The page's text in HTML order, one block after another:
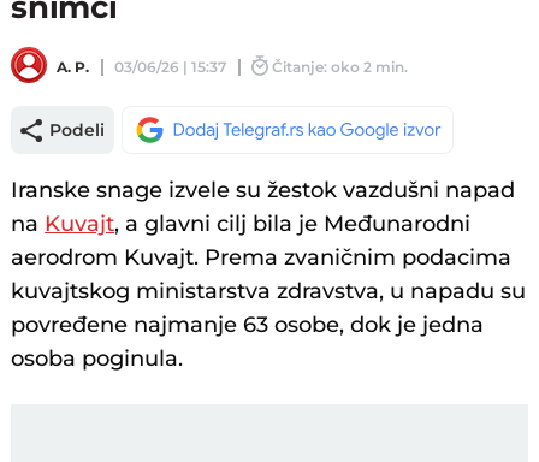
A. P. 03/06/26 | 15:37 Čitanje: oko 2 min.
Podeli
Iranske snage izvele su žestok vazdušni napad
na Kuvajt, a glavni cilj bila je Međunarodni
aerodrom Kuvajt. Prema zvaničnim podacima
kuvajtskog ministarstva zdravstva, u napadu su
povređene najmanje 63 osobe, dok je jedna
osoba poginula.